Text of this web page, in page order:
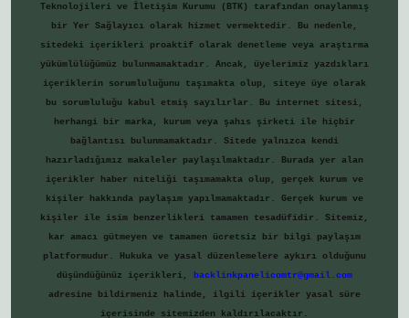
Teknolojileri ve İletişim Kurumu (BTK) tarafından onaylanmış
bir Yer Sağlayıcı olarak hizmet vermektedir. Bu nedenle,
sitedeki içerikleri proaktif olarak denetleme veya araştırma
yükümlülüğümüz bulunmamaktadır. Ancak, üyelerimiz yazdıkları
içeriklerin sorumluluğunu taşımakta olup, siteye üye olarak
bu sorumluluğu kabul etmiş sayılırlar. Bu internet sitesi,
herhangi bir marka, kurum veya şahıs şirketi ile hiçbir
bağlantısı bulunmamaktadır. Sitede yalnızca kendi
hazırladığımız makaleler paylaşılmaktadır. Burada yer alan
içerikler haber niteliği taşımamakta olup, gerçek kurum ve
kişiler hakkında paylaşım yapılmamaktadır. Gerçek kurum ve
kişiler ile isim benzerlikleri tamamen tesadüfidir. Sitemiz,
kar amacı gütmeyen ve tamamen ücretsiz bir bilgi paylaşım
platformudur. Hukuka ve yasal düzenlemelere aykırı olduğunu
düşündüğünüz içerikleri,
backlinkpanelicomtr@gmail.com
adresine bildirmeniz halinde, ilgili içerikler yasal süre
içerisinde sitemizden kaldırılacaktır.